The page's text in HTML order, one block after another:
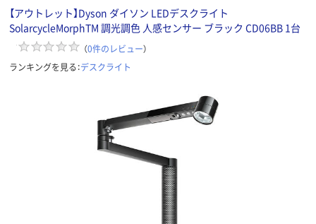
【アウトレット】Dyson ダイソン LEDデスクライト
SolarcycleMorphTM 調光調色 人感センサー ブラック CD06BB 1台
（0件のレビュー）
ランキングを見る：デスクライト